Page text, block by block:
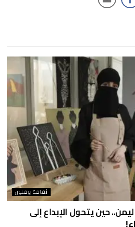
ثقافة وفنون
حين يتحول الإبداع إلى